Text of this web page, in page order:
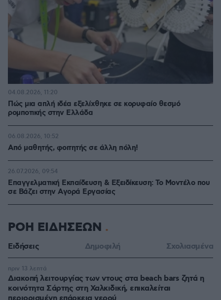
Πώς μια απλή ιδέα εξελίχθηκε σε κορυφαίο θεσμό
ρομποτικής στην Ελλάδα
04.08.2026, 11:20
Από μαθητής, φοιτητής σε άλλη πόλη!
06.08.2026, 10:52
Επαγγελματική Εκπαίδευση & Εξειδίκευση: Το Mοντέλο που
σε Bάζει στην Aγορά Eργασίας
26.07.2026, 09:54
ΡΟΗ ΕΙΔΗΣΕΩΝ
Ειδήσεις Δημοφιλή Σχολιασμένα
Διακοπή λειτουργίας των ντους στα beach bars ζητά η
κοινότητα Σάρτης στη Χαλκιδική, επικαλείται
πριν 13 λεπτά